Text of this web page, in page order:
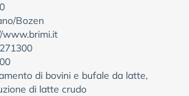
Bozen
www.brimi.it
di bovini e bufale da latte,
di latte crudo